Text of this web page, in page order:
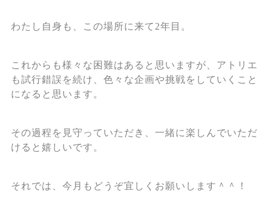
わたし自身も、この場所に来て2年目。
これからも様々な困難はあると思いますが、アトリエ
も試行錯誤を続け、色々な企画や挑戦をしていくこと
になると思います。
その過程を見守っていただき、一緒に楽しんでいただ
けると嬉しいです。
それでは、今月もどうぞ宜しくお願いします＾＾！